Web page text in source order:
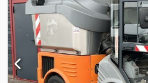
висина – 2000 mm * 4-
хидростатски * Све
Грешке при штампању и
задржане * ЦЕНА НЕТО